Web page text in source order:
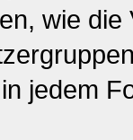
wie
jedem